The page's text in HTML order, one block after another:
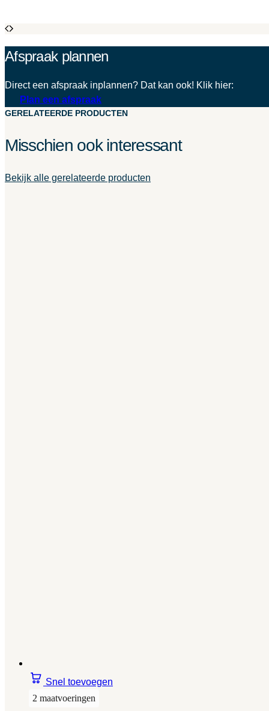
Afspraak plannen
Direct een afspraak inplannen? Dat kan ook! Klik hier:
Plan een afspraak
GERELATEERDE PRODUCTEN
Misschien ook interessant
Bekijk alle gerelateerde producten
Snel toevoegen
2 maatvoeringen